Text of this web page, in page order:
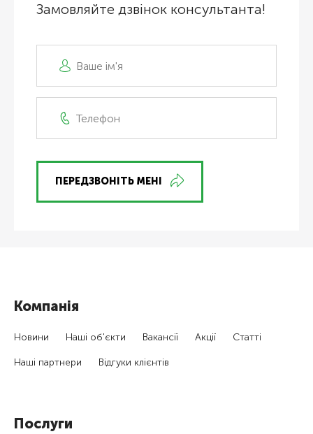
Замовляйте дзвінок консультанта!
ПЕРЕДЗВОНІТЬ МЕНІ
Компанія
Новини Наші об'єкти Вакансії Акції Статті
Наші партнери Відгуки клієнтів
Послуги